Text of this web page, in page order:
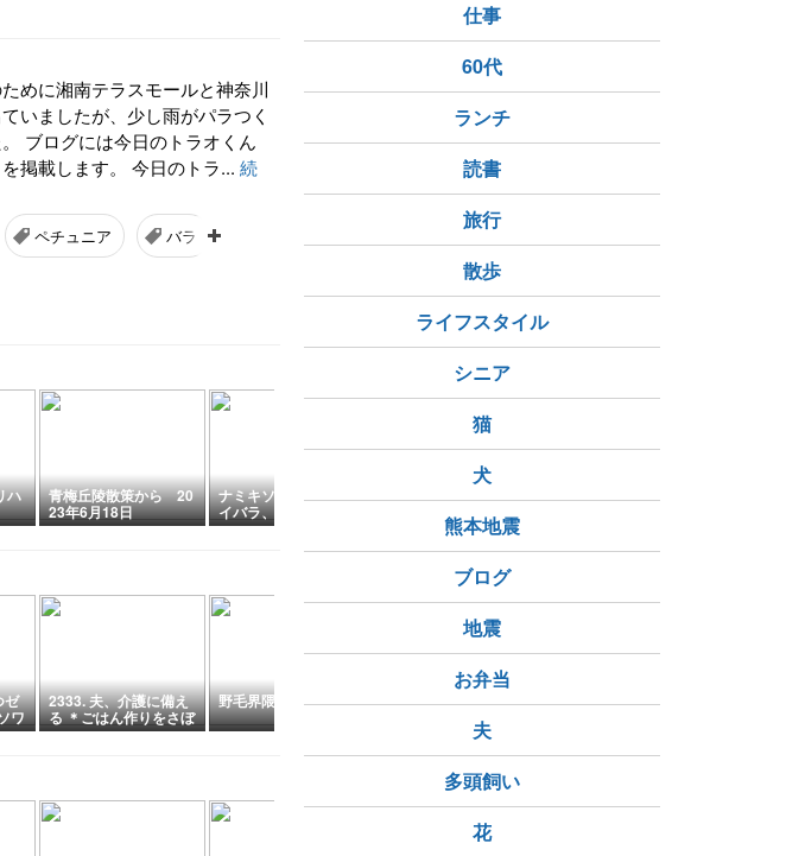
めに湘南テラスモールと神奈川
いましたが、少し雨がパラつく
ブログには今日のトラオくん
掲載します。 今日のトラ... 続
ペチュニア バラ
ハ 青梅丘陵散策から 20
23年6月18日
ナミキソウ、テリハノ
イバラ、ビロードモウ
ズイカ
クロガモ、シノリガ
モ、テリハノイバラ
コハマギク、、、こま
ゼ
ワ
2333. 夫、介護に備え
る ＊ごはん作りをさぼ
って回転寿司で満腹な
野毛界隈③ 2330. プリンなかき氷 野毛界隈①
仕事
60代
ランチ
読書
旅行
散歩
ライフスタイル
シニア
猫
犬
熊本地震
ブログ
地震
お弁当
夫
多頭飼い
花